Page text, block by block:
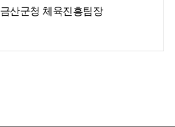
금산군청 체육진흥팀장